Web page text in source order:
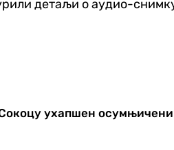
детаљи о аудио-
ухапшен осумњичени